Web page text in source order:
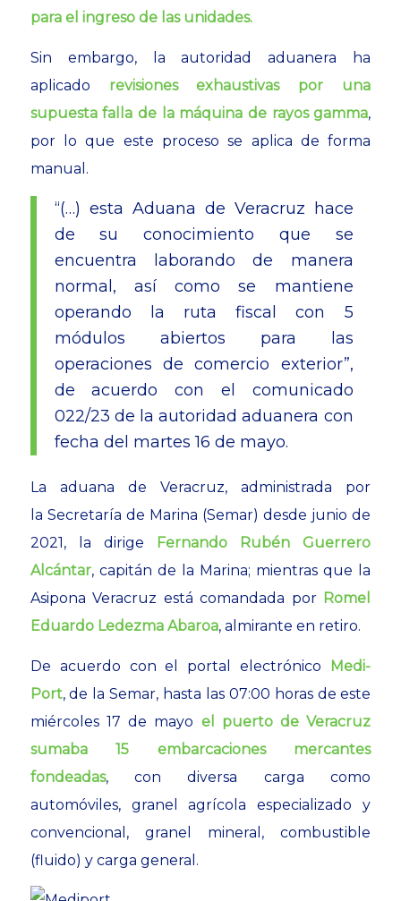
para el ingreso de las unidades.
Sin embargo, la autoridad aduanera ha
aplicado revisiones exhaustivas por una
supuesta falla de la máquina de rayos gamma,
por lo que este proceso se aplica de forma
manual.
“(…) esta Aduana de Veracruz hace
de su conocimiento que se
encuentra laborando de manera
normal, así como se mantiene
operando la ruta fiscal con 5
módulos abiertos para las
operaciones de comercio exterior”,
de acuerdo con el comunicado
022/23 de la autoridad aduanera con
fecha del martes 16 de mayo.
La aduana de Veracruz, administrada por
la Secretaría de Marina (Semar) desde junio de
2021, la dirige
Fernando Rubén Guerrero
Alcántar, capitán de la Marina; mientras que la
Asipona Veracruz está comandada por Romel
Eduardo Ledezma Abaroa, almirante en retiro.
De acuerdo con el portal electrónico Medi-
Port, de la Semar, hasta las 07:00 horas de este
miércoles 17 de mayo el puerto de Veracruz
sumaba 15 embarcaciones mercantes
fondeadas, con diversa carga como
automóviles, granel agrícola especializado y
convencional, granel mineral, combustible
(fluido) y carga general.